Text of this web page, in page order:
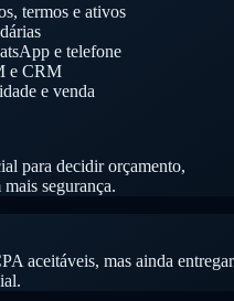
termos e ativos
e telefone
e CRM
e venda
para decidir orçamento,
segurança.
aceitáveis, mas ainda entregar